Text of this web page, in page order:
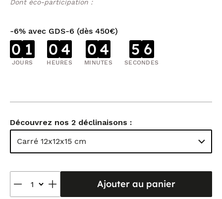
Dont éco-participation :
-6% avec GDS-6 (dès 450€)
0 1
JOURS
0 4
HEURES
0 4
MINUTES
5 5
SECONDES
Découvrez nos 2 déclinaisons :
Carré 12x12x15 cm
Ajouter au panier